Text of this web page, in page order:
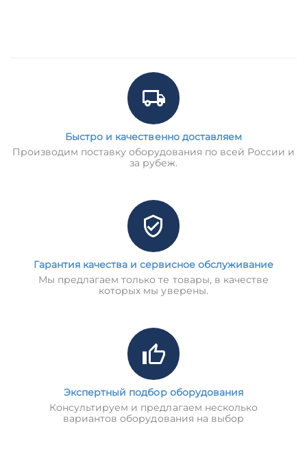
Быстро и качественно доставляем
Производим поставку оборудования по всей России и
за рубеж.
Гарантия качества и сервисное обслуживание
Мы предлагаем только те товары, в качестве
которых мы уверены.
Экспертный подбор оборудования
Консультируем и предлагаем несколько
вариантов оборудования на выбор